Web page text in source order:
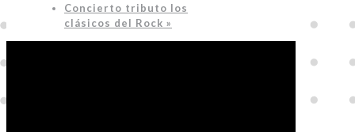
Concierto tributo los
clásicos del Rock »